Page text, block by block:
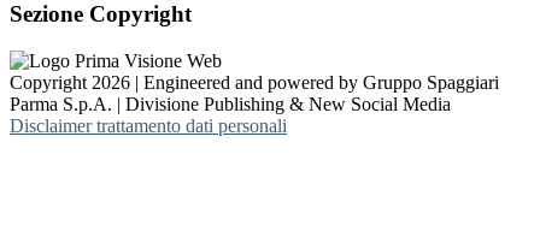
Sezione Copyright
Copyright 2026 | Engineered and powered by Gruppo Spaggiari
Parma S.p.A. | Divisione Publishing & New Social Media
Disclaimer trattamento dati personali